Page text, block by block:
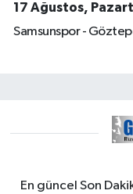
17 Ağustos,
Samsunspor -
En güncel Son